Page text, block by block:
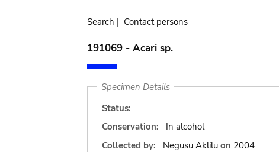
Search | Contact persons
191069 - Acari sp.
Specimen Details
Status:
Conservation:
In alcohol
Collected by:
Negusu Aklilu on 2004